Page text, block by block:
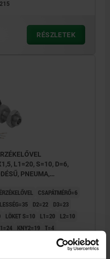
RÉSZLETEK
L1=20, S=10, D=6,
PNEUMA,
CSAPÁTMÉRŐ=6
D2=22
D3=23
LÖKET S=10 L1=20
L2=10
KNY2=19 T=4
6 BARNÁL (N)=83